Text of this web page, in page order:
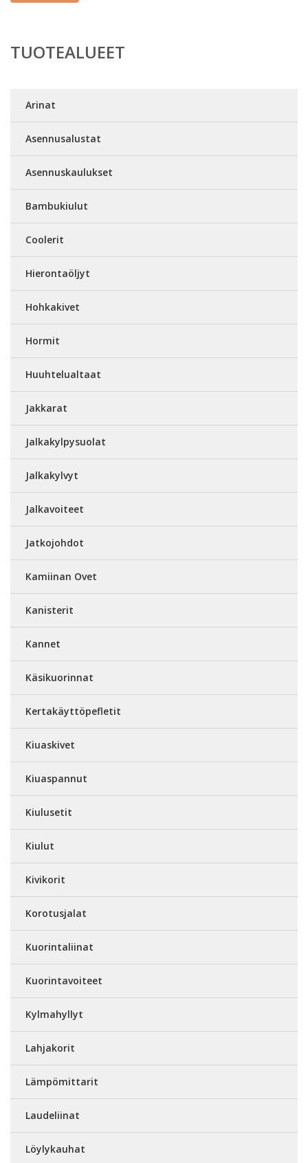
TUOTEALUEET
Arinat
Asennusalustat
Asennuskaulukset
Bambukiulut
Coolerit
Hierontaöljyt
Hohkakivet
Hormit
Huuhtelualtaat
Jakkarat
Jalkakylpysuolat
Jalkakylvyt
Jalkavoiteet
Jatkojohdot
Kamiinan Ovet
Kanisterit
Kannet
Käsikuorinnat
Kertakäyttöpefletit
Kiuaskivet
Kiuaspannut
Kiulusetit
Kiulut
Kivikorit
Korotusjalat
Kuorintaliinat
Kuorintavoiteet
Kylmahyllyt
Lahjakorit
Lämpömittarit
Laudeliinat
Löylykauhat